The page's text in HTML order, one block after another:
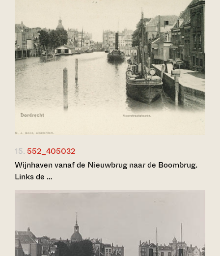
15. 552_405032
Wijnhaven vanaf de Nieuwbrug naar de Boombrug.
Links de …